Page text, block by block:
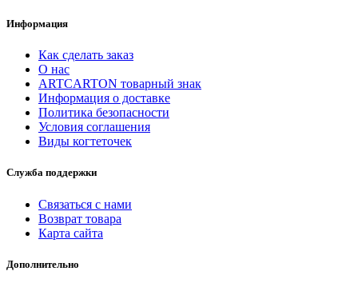
Информация
Как сделать заказ
О нас
ARTCARTON товарный знак
Информация о доставке
Политика безопасности
Условия соглашения
Виды когтеточек
Служба поддержки
Связаться с нами
Возврат товара
Карта сайта
Дополнительно